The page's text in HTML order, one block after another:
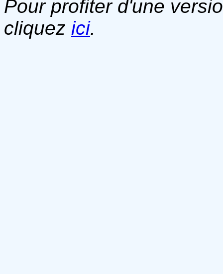
Pour profiter d'une
cliquez ici.